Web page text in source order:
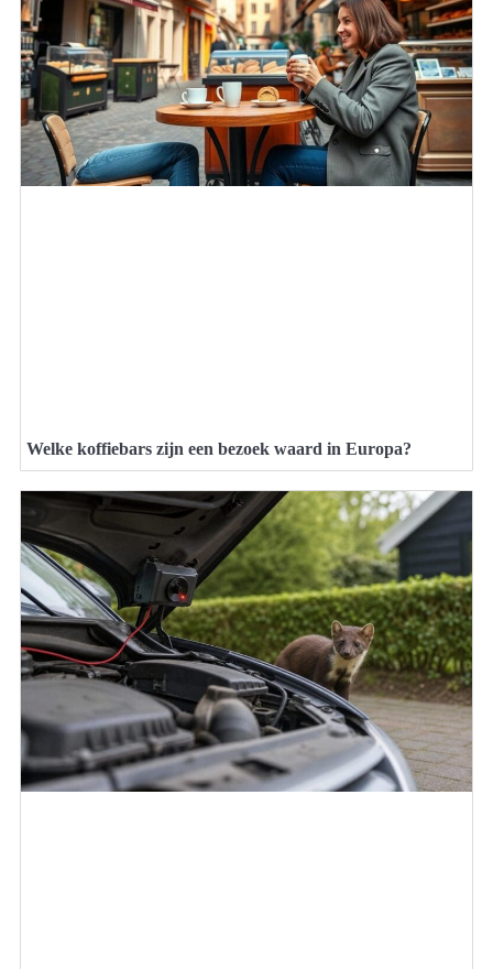
Welke koffiebars zijn een bezoek waard in Europa?